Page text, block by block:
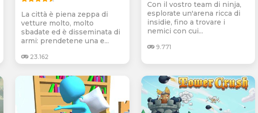
La città è piena zeppa di
vetture molto, molto
sbadate ed è disseminata di
armi: prendetene una e...
23.162
Con il vostro team di ninja,
esplorate un'arena ricca di
insidie, fino a trovare i
nemici con cui...
9.771